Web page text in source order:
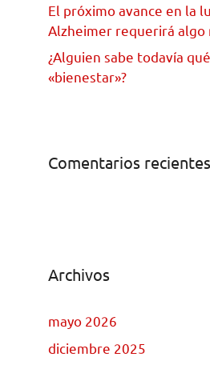
El próximo avance en la
Alzheimer requerirá algo
¿Alguien sabe todavía
«bienestar»?
Comentarios recientes
Archivos
mayo 2026
diciembre 2025